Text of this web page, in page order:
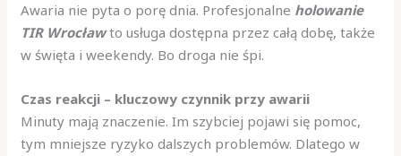
Awaria nie pyta o porę dnia. Profesjonalne holowanie
TIR Wrocławto usługa dostępna przez całą dobę, także
w święta i weekendy. Bo droga nie śpi.
Czas reakcji – kluczowy czynnik przy awarii
Minuty mają znaczenie. Im szybciej pojawi się pomoc,
tym mniejsze ryzyko dalszych problemów. Dlatego w